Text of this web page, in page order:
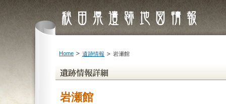
Home 遺跡情報 岩瀬館
岩瀬館